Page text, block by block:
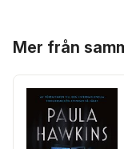
Mer från